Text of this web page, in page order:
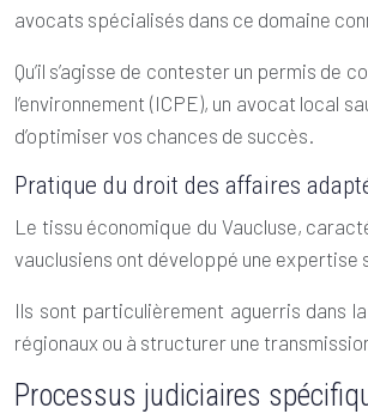
avocats spécialisés dans ce domaine
Qu’il s’agisse de contester un permis
l’environnement (ICPE), un avocat
d’optimiser vos chances de succès.
Pratique du droit des affaires
Le tissu économique du Vaucluse,
vauclusiens ont développé une
Ils sont particulièrement aguerris dans
régionaux ou à structurer une
Processus judiciaires